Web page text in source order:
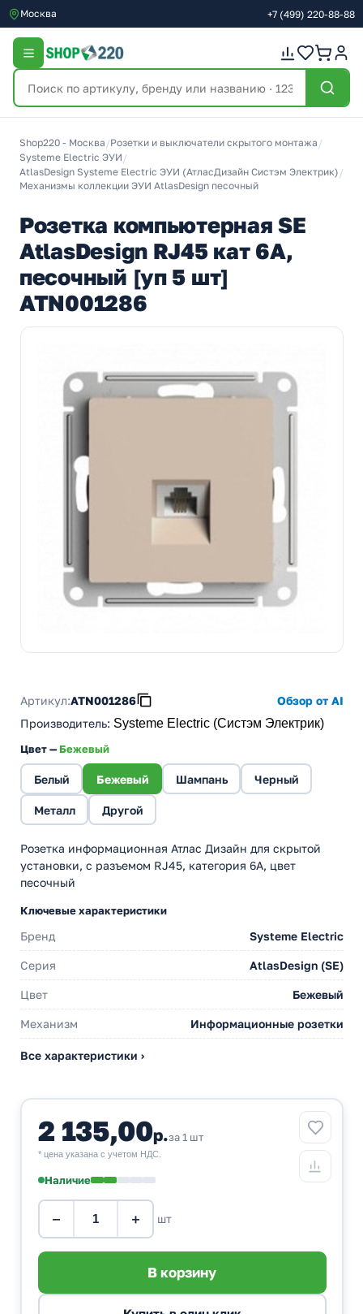
Москва +7 (499) 220-88-88
Shop220 - Москва /Розетки и выключатели скрытого монтажа /
Systeme Electric ЭУИ /
AtlasDesign Systeme Electric ЭУИ (АтласДизайн Систэм Электрик) /
Механизмы коллекции ЭУИ AtlasDesign песочный
Розетка компьютерная SE
AtlasDesign RJ45 кат 6А,
песочный [уп 5 шт]
ATN001286
Артикул:ATN001286
Обзор от AI
Производитель: Systeme Electric (Систэм Электрик)
Цвет —Бежевый
Белый Бежевый Шампань Черный
Металл Другой
Розетка информационная Атлас Дизайн для скрытой
установки, с разъемом RJ45, категория 6A, цвет
песочный
Ключевые характеристики
Бренд Systeme Electric
Серия AtlasDesign (SE)
Цвет Бежевый
Механизм Информационные розетки
Все характеристики ›
2 135,00р.за 1 шт
* цена указана с учетом НДС.
Наличие
− + шт